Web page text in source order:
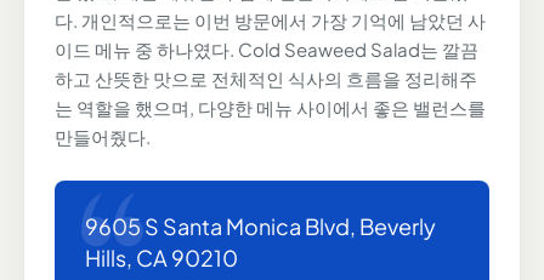
다. 개인적으로는 이번 방문에서 가장 기억에 남았던 사
이드 메뉴 중 하나였다. Cold Seaweed Salad는 깔끔
하고 산뜻한 맛으로 전체적인 식사의 흐름을 정리해주
는 역할을 했으며, 다양한 메뉴 사이에서 좋은 밸런스를
만들어줬다.
9605 S Santa Monica Blvd, Beverly
Hills, CA 90210